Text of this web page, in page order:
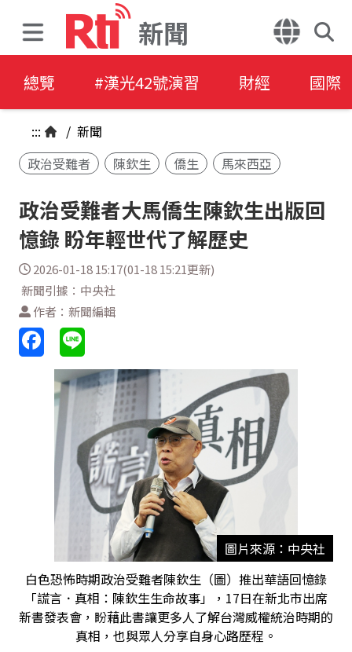
新聞
總覽 #漢光42號演習 財經 國際
::: / 新聞
政治受難者
陳欽生 僑生 馬來西亞
政治受難者大馬僑生陳欽生出版回
憶錄 盼年輕世代了解歷史
2026-01-18 15:17(01-18 15:21更新)
新聞引據：中央社
作者：新聞編輯
圖片來源：中央社
白色恐怖時期政治受難者陳欽生（圖）推出華語回憶錄
「謊言．真相：陳欽生生命故事」，17日在新北市出席
新書發表會，盼藉此書讓更多人了解台灣威權統治時期的
真相，也與眾人分享自身心路歷程。